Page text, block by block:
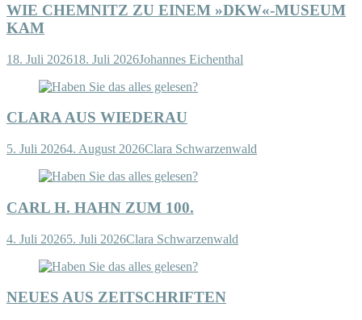
WIE CHEMNITZ ZU EINEM »DKW«-MUSEUM
KAM
18. Juli 202618. Juli 2026Johannes Eichenthal
CLARA AUS WIEDERAU
5. Juli 20264. August 2026Clara Schwarzenwald
CARL H. HAHN ZUM 100.
4. Juli 20265. Juli 2026Clara Schwarzenwald
NEUES AUS ZEITSCHRIFTEN